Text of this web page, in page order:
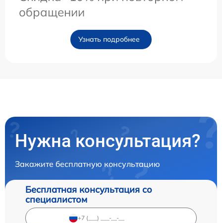
обращении
Узнать подробнее
Нужна консультация?
Закажите бесплатную консультацию
Бесплатная консультация со
специалистом